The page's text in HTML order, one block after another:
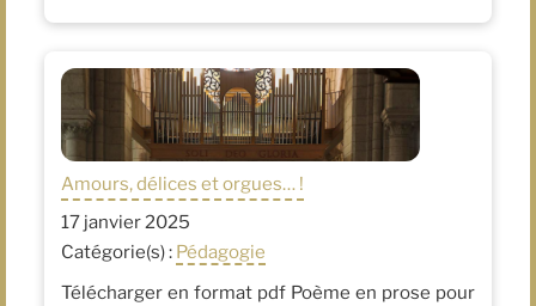
Amours, délices et orgues… !
17 janvier 2025
Catégorie(s) : Pédagogie
Télécharger en format pdf Poème en prose pour